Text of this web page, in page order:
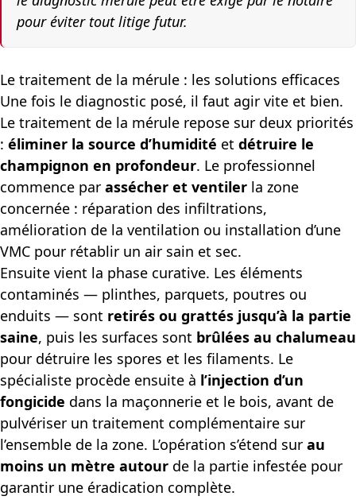
pour éviter tout litige futur.
Le traitement de la mérule : les solutions efficaces
Une fois le diagnostic posé, il faut agir vite et bien.
Le traitement de la mérule repose sur deux priorités
: éliminer la source d’humidité et détruire le
champignon en profondeur. Le professionnel
commence par assécher et ventiler la zone
concernée : réparation des infiltrations,
amélioration de la ventilation ou installation d’une
VMC pour rétablir un air sain et sec.
Ensuite vient la phase curative. Les éléments
contaminés — plinthes, parquets, poutres ou
enduits — sont retirés ou grattés jusqu’à la partie
saine, puis les surfaces sont brûlées au chalumeau
pour détruire les spores et les filaments. Le
spécialiste procède ensuite à l’injection d’un
fongicide dans la maçonnerie et le bois, avant de
pulvériser un traitement complémentaire sur
l’ensemble de la zone. L’opération s’étend sur au
moins un mètre autour de la partie infestée pour
garantir une éradication complète.